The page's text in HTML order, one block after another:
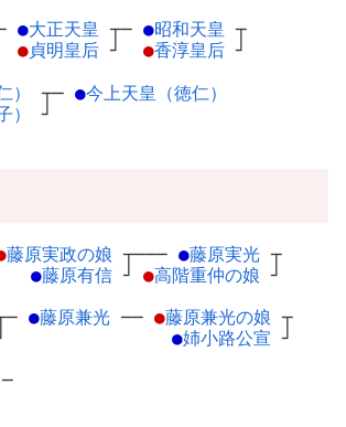
●大正天皇 ┬
●貞明皇后 ┘
─ ●昭和天皇 ┬
●香淳皇后 ┘
）
┬
） ┘
─ ●今上天皇（徳仁）
藤原実政の娘 ┬
●藤原有信 ┘
─── ●藤原実光 ┬
●高階重仲の娘 ┘
─ ●藤原兼光 ── ●藤原兼光の娘 ┬
●姉小路公宣 ┘
─